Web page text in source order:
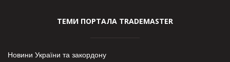
ТЕМИ ПОРТАЛА TRADEMASTER
Новини України та закордону